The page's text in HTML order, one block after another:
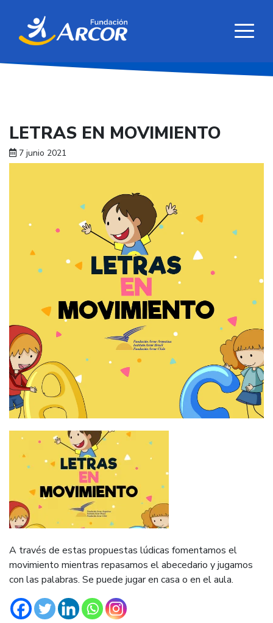
LETRAS EN MOVIMIENTO
7 junio 2021
A través de estas propuestas lúdicas fomentamos el
movimiento mientras repasamos el abecedario y jugamos
con las palabras. Se puede jugar en casa o en el aula.